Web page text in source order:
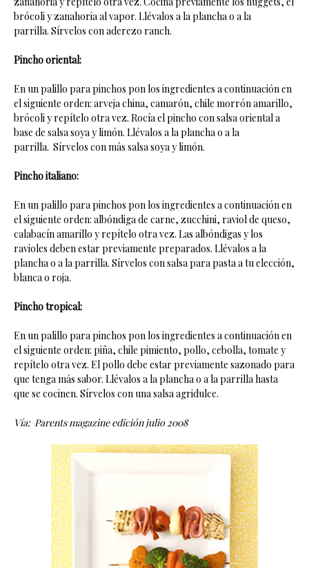
brócoli y zanahoria al vapor. Llévalos a la plancha o a la
parrilla. Sírvelos con aderezo ranch.
Pincho oriental:
En un palillo para pinchos pon los ingredientes a continuación en
el siguiente orden: arveja china, camarón, chile morrón amarillo,
brócoli y repítelo otra vez. Rocía el pincho con salsa oriental a
base de salsa soya y limón. Llévalos a la plancha o a la
parrilla. Sírvelos con más salsa soya y limón.
Pincho italiano:
En un palillo para pinchos pon los ingredientes a continuación en
el siguiente orden: albóndiga de carne, zucchini, raviol de queso,
calabacín amarillo y repítelo otra vez. Las albóndigas y los
ravioles deben estar previamente preparados. Llévalos a la
plancha o a la parrilla. Sírvelos con salsa para pasta a tu elección,
blanca o roja.
Pincho tropical:
En un palillo para pinchos pon los ingredientes a continuación en
el siguiente orden: piña, chile pimiento, pollo, cebolla, tomate y
repítelo otra vez. El pollo debe estar previamente sazonado para
que tenga más sabor. Llévalos a la plancha o a la parrilla hasta
que se cocinen. Sírvelos con una salsa agridulce.
Vía: Parents magazine edición julio 2008